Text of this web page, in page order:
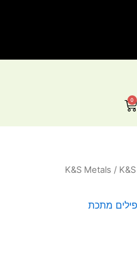
0
עגלת
K&S Metals /
מתכת